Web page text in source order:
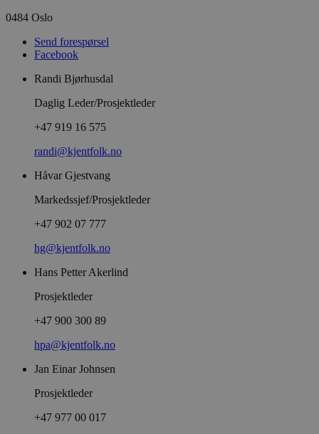
0484 Oslo
Send forespørsel
Facebook
Randi Bjørhusdal
Daglig Leder/Prosjektleder
+47 919 16 575
randi@kjentfolk.no
Håvar Gjestvang
Markedssjef/Prosjektleder
+47 902 07 777
hg@kjentfolk.no
Hans Petter Akerlind
Prosjektleder
+47 900 300 89
hpa@kjentfolk.no
Jan Einar Johnsen
Prosjektleder
+47 977 00 017